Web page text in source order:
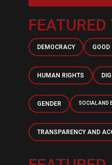
FEATURED
DEMOCRACY GOOD
HUMAN RIGHTS
GENDER SOCIAL AND
TRANSPARENCY AND